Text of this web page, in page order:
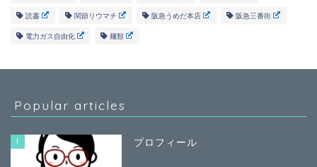
読書 関節リウマチ 阪急うめだ本店 阪急三番街
電力ガス自由化 麺類
Popular articles
1 プロフィール